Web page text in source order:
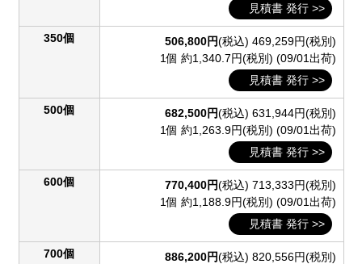
見積書 発行 >>
350個 506,800円(税込) 469,259円(税別)
1個 約1,340.7円(税別) (09/01出荷)
見積書 発行 >>
500個 682,500円(税込) 631,944円(税別)
1個 約1,263.9円(税別) (09/01出荷)
見積書 発行 >>
600個 770,400円(税込) 713,333円(税別)
1個 約1,188.9円(税別) (09/01出荷)
見積書 発行 >>
700個 886,200円(税込) 820,556円(税別)